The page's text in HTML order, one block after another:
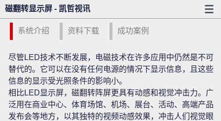
磁翻转显示屏 - 凯哲视讯
系统介绍 资料下载 成功案例
尽管LED技术不断发展，电磁技术在许多应用中仍然是不可
替代的。它可以在没有任何电源的情况下显示信息，且这些
信息的显示受光照条件的影响小。
相比LED显示屏，磁翻转阵屏更具有动感和视觉冲击力。广
泛用在商业中心、体育场馆、机场、展台、活动、高端产品
发布会等地方，以其独特的视频动感效果，冲击人们视觉眼